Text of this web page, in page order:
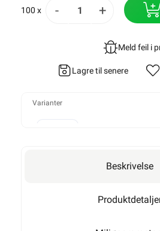
100 x - +
Meld feil i
Lagre til senere
Varianter
Alarmkabel
Beskrivelse